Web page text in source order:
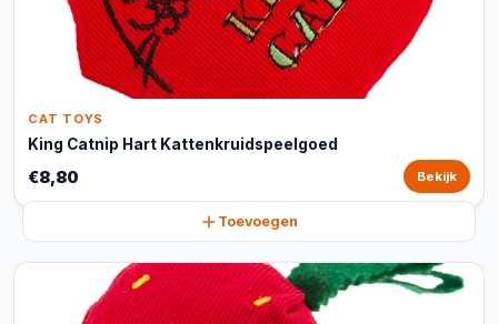
CAT TOYS
King Catnip Hart Kattenkruidspeelgoed
€8,80 Bekijk
Toevoegen